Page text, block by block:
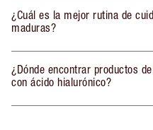
¿Cuál es la mejor rutina de
maduras?
¿Dónde encontrar productos
con ácido hialurónico?